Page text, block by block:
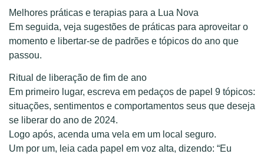
Melhores práticas e terapias para a Lua Nova
Em seguida, veja sugestões de práticas para aproveitar o
momento e libertar-se de padrões e tópicos do ano que
passou.
Ritual de liberação de fim de ano
Em primeiro lugar, escreva em pedaços de papel 9 tópicos:
situações, sentimentos e comportamentos seus que deseja
se liberar do ano de 2024.
Logo após, acenda uma vela em um local seguro.
Um por um, leia cada papel em voz alta, dizendo: “Eu